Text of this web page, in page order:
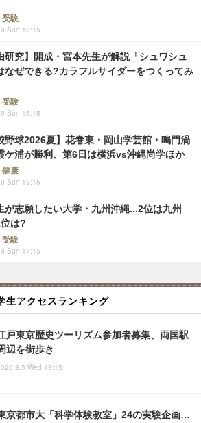
験
Sun 18:15
研究】開成・宮本先生が解説「シュワシュ
なぜできる?カラフルサイダーをつくってみ
験
Sun 15:15
野球2026夏】花巻東・岡山学芸館・鳴門渦
ケ浦が勝利、第6日は横浜vs沖縄尚学ほか
康
Sun 13:15
が志願したい大学・九州沖縄...2位は九州
は?
験
Sun 17:15
生アクセスランキング
戸東京歴史ツーリズム参加者募集、両国駅
辺を街歩き
Wed 13:15
京都市大「科学体験教室」24の実験企画…